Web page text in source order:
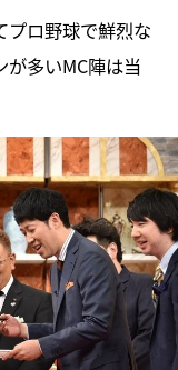
プロ野球で鮮烈な
多いMC陣は当